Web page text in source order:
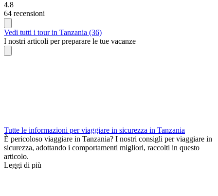
4.8
64 recensioni
Vedi tutti i tour in Tanzania (36)
I nostri articoli per preparare le tue vacanze
Tutte le informazioni per viaggiare in sicurezza in Tanzania
È pericoloso viaggiare in Tanzania? I nostri consigli per viaggiare in
sicurezza, adottando i comportamenti migliori, raccolti in questo
articolo.
Leggi di più